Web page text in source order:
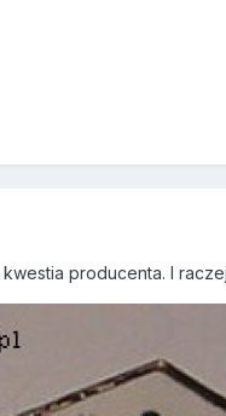
kwestia producenta. I